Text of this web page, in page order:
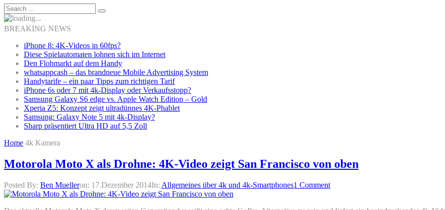
BREAKING NEWS
iPhone 8: 4K-Videos in 60fps?
Diese Spielautomaten lohnen sich im Internet
Den Flohmarkt auf dem Handy
whatsappcash – das brandneue Mobile Advertising System
Handytarife – ein paar Tipps zum richtigen Tarif
iPhone 6s oder 7 mit 4k-Display oder Verkaufsstopp?
Samsung Galaxy S6 edge vs. Apple Watch Edition – Gold
Xperia Z5: Konzept zeigt ultradünnes 4K-Phablet
Samsung: Galaxy Note 5 mit 4k-Display?
Sharp präsentiert Ultra HD auf 5,5 Zoll
Home 4k Kamera
Motorola Moto X als Drohne: 4K-Video zeigt San Francisco von oben
Posted By: Ben Muelleron: 17.Dezember 2014In: Allgemeines über 4k und 4k-Smartphones1 Comment